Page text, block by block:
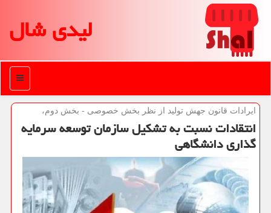
لیدی شال
منو
ایرادات قانون جهش تولید از نظر بخش خصوصی - بخش دوم،
انتقادات نسبت به تشكیل سازمان توسعه سرمایه
گذاری دانشگاهی